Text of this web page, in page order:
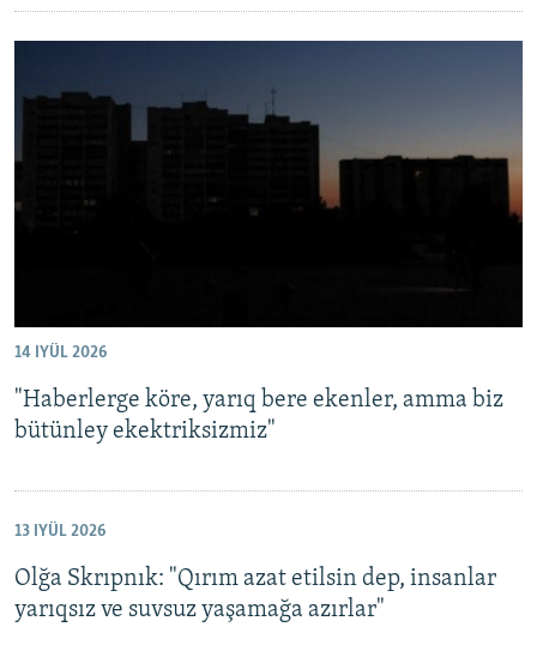
14 IYÜL 2026
"Haberlerge köre, yarıq bere ekenler, amma biz
bütünley ekektriksizmiz"
13 IYÜL 2026
Olğa Skrıpnık: "Qırım azat etilsin dep, insanlar
yarıqsız ve suvsuz yaşamağa azırlar"